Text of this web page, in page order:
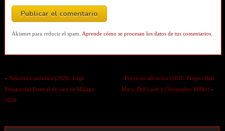
Akismet para reducir el spam. Aprende cómo se procesan los datos de tus comentarios.
« Neurótica anónima (2026. Jorge
Perugorría) Festival de cine de Málaga
2026
Proyecto salvación (2026. Project Hail
Mary. Phil Lord y Christopher Miller) »